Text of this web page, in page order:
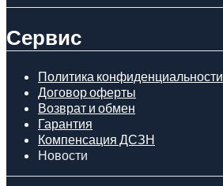
Сервис
Политика конфиденциальности
Договор оферты
Возврат и обмен
Гарантия
Компенсация ДСЗН
Новости